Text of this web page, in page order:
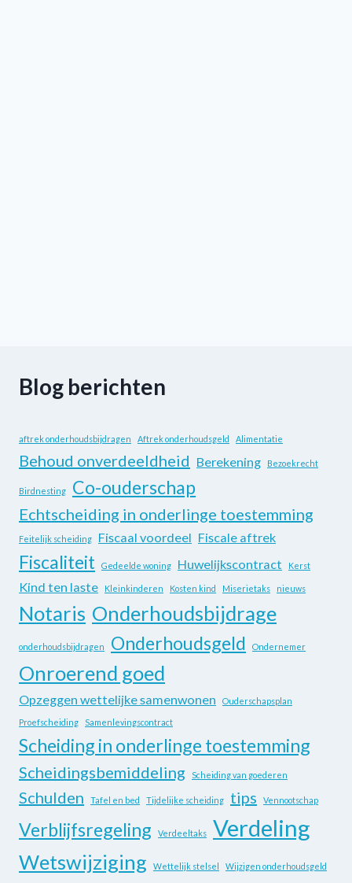
Blog berichten
aftrek onderhoudsbijdragen Aftrek onderhoudsgeld Alimentatie
Behoud onverdeeldheid Berekening Bezoekrecht
Birdnesting Co-ouderschap
Echtscheiding in onderlinge toestemming
Feitelijk scheiding Fiscaal voordeel Fiscale aftrek
Fiscaliteit Gedeelde woning Huwelijkscontract Kerst
Kind ten laste Kleinkinderen Kosten kind Miserietaks nieuws
Notaris Onderhoudsbijdrage
onderhoudsbijdragen Onderhoudsgeld Ondernemer
Onroerend goed
Opzeggen wettelijke samenwonen Ouderschapsplan
Proefscheiding Samenlevingscontract
Scheiding in onderlinge toestemming
Scheidingsbemiddeling Scheiding van goederen
Schulden Tafel en bed Tijdelijke scheiding tips Vennootschap
Verblijfsregeling Verdeeltaks Verdeling
Wetswijziging Wettelijk stelsel Wijzigen onderhoudsgeld